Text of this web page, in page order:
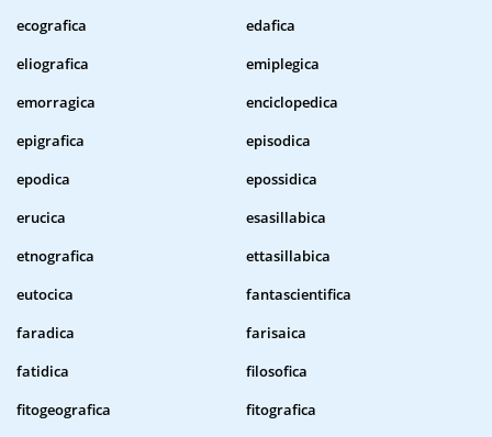
ecografica
edafica
eliografica
emiplegica
emorragica
enciclopedica
epigrafica
episodica
epodica
epossidica
erucica
esasillabica
etnografica
ettasillabica
eutocica
fantascientifica
faradica
farisaica
fatidica
filosofica
fitogeografica
fitografica